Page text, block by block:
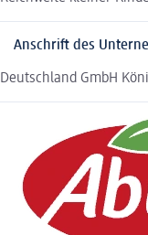
Anschrift des
Deutschland GmbH